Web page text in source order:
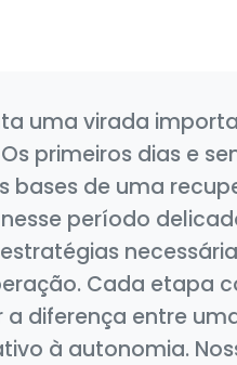
uma virada
primeiros dias e
bases de uma
período
Cada etapa
diferença entre
à autonomia.